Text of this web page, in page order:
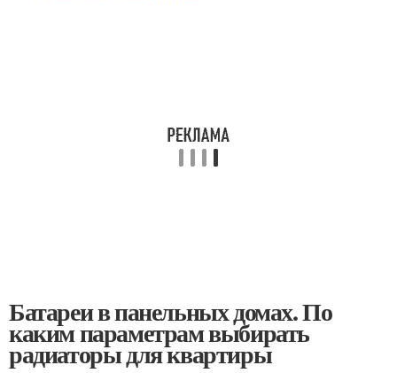
Батареи в панельных домах. По
каким параметрам выбирать
радиаторы для квартиры